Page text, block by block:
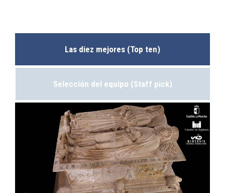
Las diez mejores (Top ten)
Selección del equipo (Staff pick)